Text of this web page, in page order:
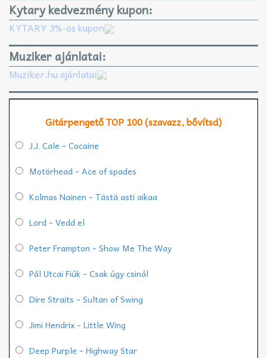
Kytary kedvezmény kupon:
KYTARY 3%-os kupon
Muziker ajánlatai:
Muziker.hu ajánlatai
Gitárpengető TOP 100 (szavazz, bővítsd)
J.J. Cale - Cocaine
Motörhead - Ace of spades
Kolmas Nainen - Tästä asti aikaa
Lord - Vedd el
Peter Frampton - Show Me The Way
Pál Utcai Fiúk - Csak úgy csinál
Dire Straits - Sultan of Swing
Jimi Hendrix - Little Wing
Deep Purple - Highway Star